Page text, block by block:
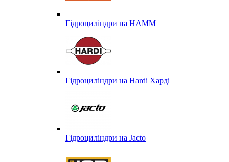
Гідроциліндри на HAMM
Гідроциліндри на Hardi Харді
Гідроциліндри на Jacto